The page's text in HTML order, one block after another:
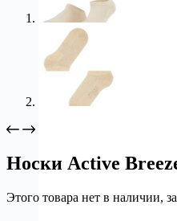
Носки Active
Этого товара нет в наличии,